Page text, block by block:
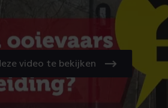
video te bekijken